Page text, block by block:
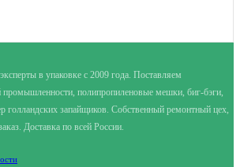
в упаковке с 2009 года. Поставляем
промышленности, полипропиленовые мешки, биг-бэги,
голландских запайщиков. Собственный ремонтный цех,
Доставка по всей России.